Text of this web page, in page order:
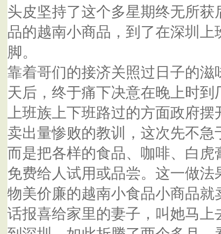
头皮坚持了这个多星期终无所
品的越南小商品，到了在深圳
脚。
靠着哥们的接济关照过日子的
天后，终于痛下决意在晚上时
上班族上下班路过的方面政府
卖出量惨败的教训，这次先不
而是把各样的食品、咖啡、白
免费给人试用或品尝。这一做
物美价廉的越南小食品小商品
话报喜给家里的妻子，叫她马